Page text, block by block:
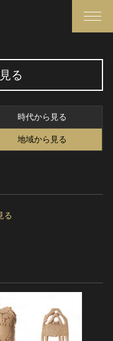
さらに詳細検索
資料・関連記事等
館、美術館の皆さまへ
庁よりご挨拶
せ一覧
サイトリンク
トマップ
る
時代から見る
地域から見る
る